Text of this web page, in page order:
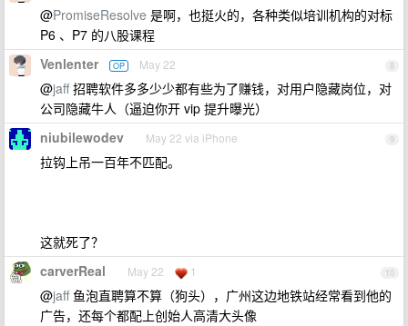
@PromiseResolve 是啊，也挺火的，各种类似培训机构的对标
P6 、P7 的八股课程
8
Venlenter OP May 22
@jaff招聘软件多多少少都有些为了赚钱，对用户隐藏岗位，对
公司隐藏牛人（逼迫你开 vip 提升曝光）
9
niubilewodev May 22 via iPhone
拉钩上吊一百年不匹配。
这就死了？
10
carverReal May 22 1
@jaff鱼泡直聘算不算（狗头），广州这边地铁站经常看到他的
广告，还每个都配上创始人高清大头像